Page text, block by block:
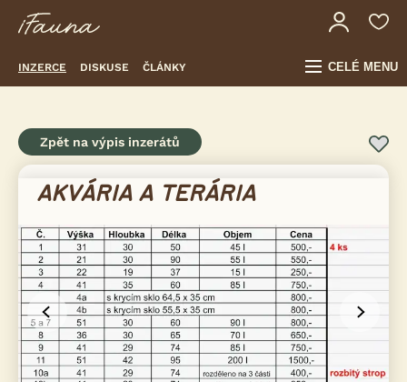
INZERCE DISKUSE ČLÁNKY CELÉ MENU
Zpět na výpis inzerátů
AKVÁRIA A TERÁRIA